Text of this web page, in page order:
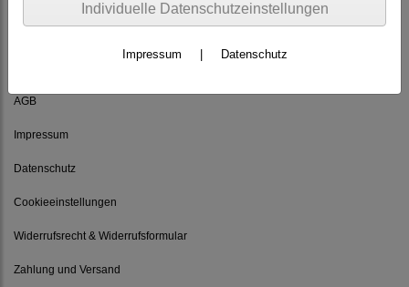
AGB
Impressum
Datenschutz
Cookieeinstellungen
Widerrufsrecht & Widerrufsformular
Zahlung und Versand
Individuelle Datenschutzeinstellungen
Impressum Datenschutz